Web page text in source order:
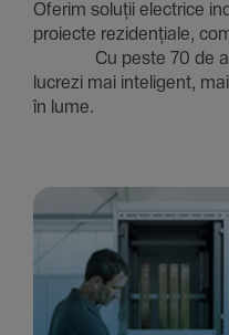
Oferim soluții electrice
proiecte rezi­den­țiale,
Cu peste 70 de ani
lucrezi mai inte­li­gent,
în lume.